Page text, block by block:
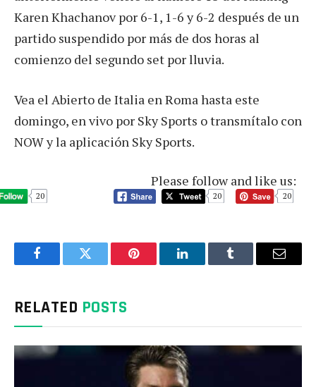
Karen Khachanov por 6-1, 1-6 y 6-2 después de un
partido suspendido por más de dos horas al
comienzo del segundo set por lluvia.
Vea el Abierto de Italia en Roma hasta este
domingo, en vivo por Sky Sports o transmítalo con
NOW y la aplicación Sky Sports.
Please follow and like us:
20 20 20
FacebookTwitter Pinterest LinkedInTumblr Email
RELATED POSTS